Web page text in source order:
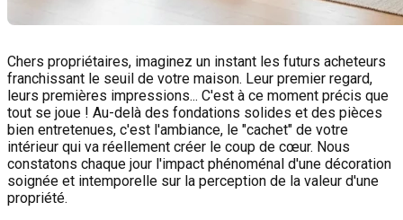
Chers propriétaires, imaginez un instant les futurs acheteurs
franchissant le seuil de votre maison. Leur premier regard,
leurs premières impressions... C'est à ce moment précis que
tout se joue ! Au-delà des fondations solides et des pièces
bien entretenues, c'est l'ambiance, le "cachet" de votre
intérieur qui va réellement créer le coup de cœur. Nous
constatons chaque jour l'impact phénoménal d'une décoration
soignée et intemporelle sur la perception de la valeur d'une
propriété.